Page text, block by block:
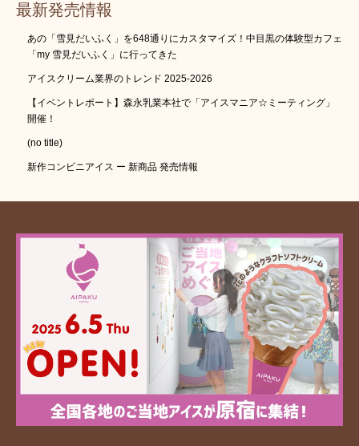
最新発売情報
あの「雪見だいふく」を648通りにカスタマイズ！中目黒の体験型カフェ
「my 雪見だいふく」に行ってきた
アイスクリーム業界のトレンド 2025-2026
【イベントレポート】森永乳業本社で「アイスマニア☆ミーティング」
開催！
(no title)
新作コンビニアイス ー 新商品 発売情報